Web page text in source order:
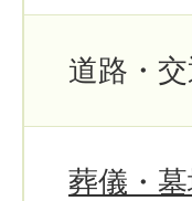
道路・
葬儀・